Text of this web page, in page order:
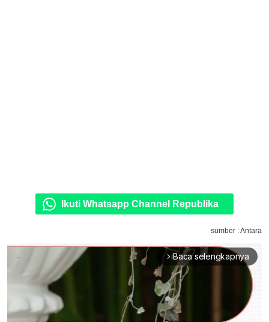
Ikuti Whatsapp Channel Republika
sumber : Antara
arrow_forward_ios Baca selengkapnya